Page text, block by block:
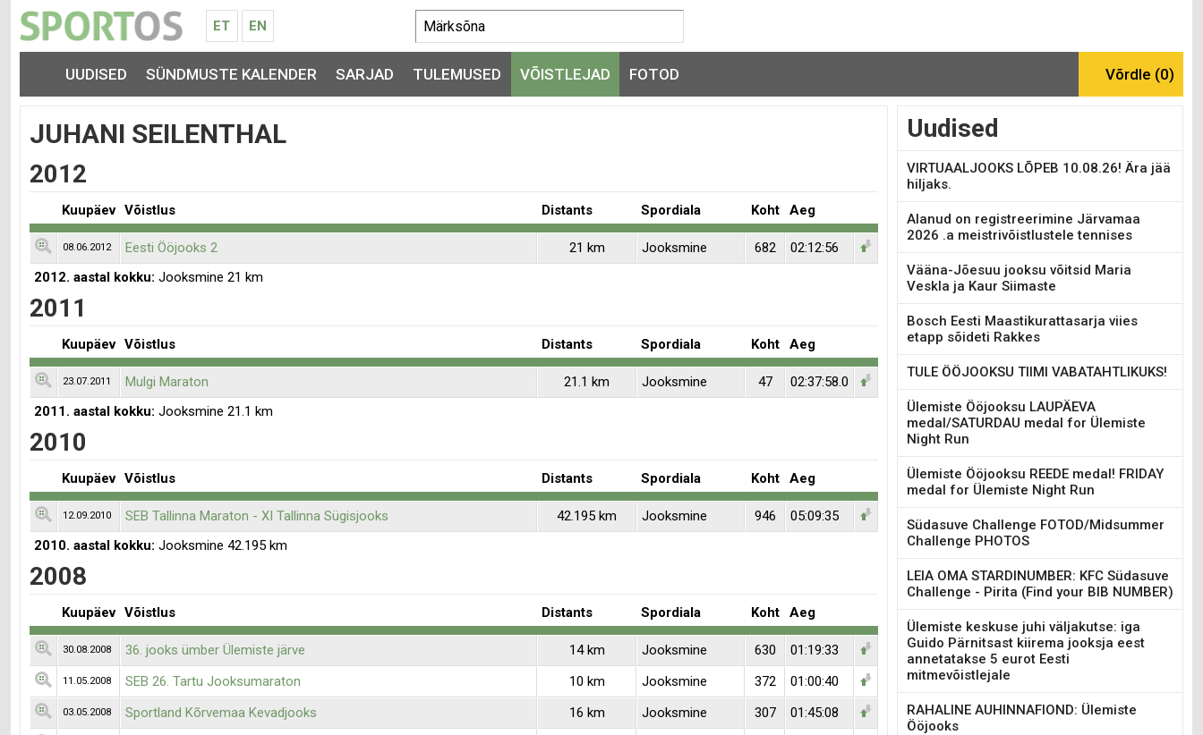
ET EN
UUDISED SÜNDMUSTE KALENDER SARJAD TULEMUSED VÕISTLEJAD FOTOD
JUHANI SEILENTHAL
2012
Kuupäev Võistlus Distants Spordiala Koht Aeg
08.06.2012 Eesti Ööjooks 2 21 km Jooksmine 682
02:12:56
2012. aastal kokku: Jooksmine 21 km
2011
Kuupäev Võistlus Distants Spordiala Koht Aeg
23.07.2011 Mulgi Maraton 21.1 km Jooksmine 47
02:37:58.0
2011. aastal kokku: Jooksmine 21.1 km
2010
Kuupäev Võistlus Distants Spordiala Koht Aeg
12.09.2010 SEB Tallinna Maraton - XI Tallinna Sügisjooks 42.195 km Jooksmine 946
05:09:35
2010. aastal kokku: Jooksmine 42.195 km
2008
Kuupäev Võistlus Distants Spordiala Koht Aeg
30.08.2008 36. jooks ümber Ülemiste järve 14 km Jooksmine 630 01:19:33
11.05.2008 SEB 26. Tartu Jooksumaraton 10 km Jooksmine 372 01:00:40
03.05.2008 Sportland Kõrvemaa Kevadjooks 16 km Jooksmine 307 01:45:08
Uudised
VIRTUAALJOOKS LÕPEB 10.08.26! Ära jää
hiljaks.
Alanud on registreerimine Järvamaa
2026 .a meistrivõistlustele tennises
Vääna-Jõesuu jooksu võitsid Maria
Veskla ja Kaur Siimaste
Bosch Eesti Maastikurattasarja viies
etapp sõideti Rakkes
TULE ÖÖJOOKSU TIIMI VABATAHTLIKUKS!
Ülemiste Ööjooksu LAUPÄEVA
medal/SATURDAU medal for Ülemiste
Night Run
Ülemiste Ööjooksu REEDE medal! FRIDAY
medal for Ülemiste Night Run
Südasuve Challenge FOTOD/Midsummer
Challenge PHOTOS
LEIA OMA STARDINUMBER: KFC Südasuve
Challenge - Pirita (Find your BIB NUMBER)
Ülemiste keskuse juhi väljakutse: iga
Guido Pärnitsast kiirema jooksja eest
annetatakse 5 eurot Eesti
mitmevõistlejale
RAHALINE AUHINNAFIOND: Ülemiste
Ööjooks